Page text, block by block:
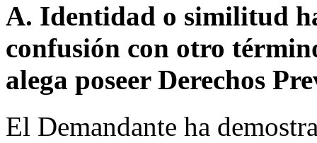
A. Identidad o similitud
confusión con otro
alega poseer Derechos
El Demandante ha